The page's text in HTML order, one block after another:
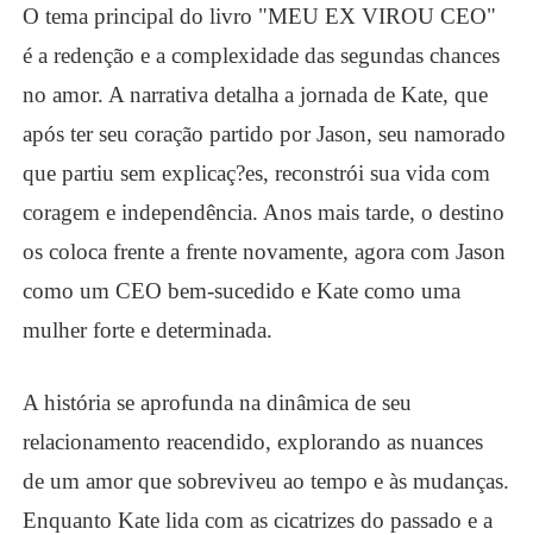
O tema principal do livro "MEU EX VIROU CEO"
é a redenção e a complexidade das segundas chances
no amor. A narrativa detalha a jornada de Kate, que
após ter seu coração partido por Jason, seu namorado
que partiu sem explicaç?es, reconstrói sua vida com
coragem e independência. Anos mais tarde, o destino
os coloca frente a frente novamente, agora com Jason
como um CEO bem-sucedido e Kate como uma
mulher forte e determinada.
A história se aprofunda na dinâmica de seu
relacionamento reacendido, explorando as nuances
de um amor que sobreviveu ao tempo e às mudanças.
Enquanto Kate lida com as cicatrizes do passado e a